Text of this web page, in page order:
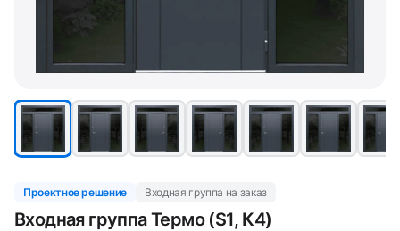
Проектное решение Входная группа на заказ
Входная группа Термо (S1, К4)